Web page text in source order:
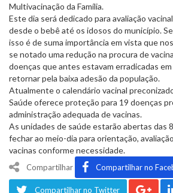
Multivacinação da Família.
Este dia será dedicado para avaliação
desde o bebê até os idosos do município.
isso é de suma importância em vista que
se notado uma redução na procura de
doenças que antes estavam erradicadas
retornar pela baixa adesão da população.
Atualmente o calendário vacinal
Saúde oferece proteção para 19 doenças
administração adequada de vacinas.
As unidades de saúde estarão abertas das
fechar ao meio-dia para orientação,
vacinas conforme necessidade.
Compartilhar Compartilhar no
Compartilhar no Twitter